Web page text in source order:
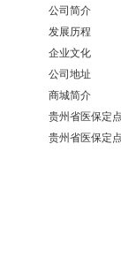
公司简介
发展历程
企业文化
公司地址
商城简介